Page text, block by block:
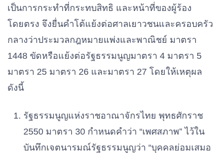
เป็นการกระทําที่กระทบสิทธิ และหน้าที่ของผู้ร้อง
โดยตรง จึงยื่นคําโต้แย้งต่อศาลเยาวชนและครอบครัว
กลางว่าประมวลกฎหมายแพ่งและพาณิชย์ มาตรา
1448 ขัดหรือแย้งต่อรัฐธรรมนูญมาตรา 4 มาตรา 5
มาตรา 25 มาตรา 26 และมาตรา 27 โดยให้เหตุผล
ดังนี้
รัฐธรรมนูญแห่งราชอาณาจักรไทย พุทธศักราช
2550 มาตรา 30 กําหนดคําว่า “เพศสภาพ” ไว้ใน
บันทึกเจตนารมณ์รัฐธรรมนูญว่า “บุคคลย่อมเสมอ